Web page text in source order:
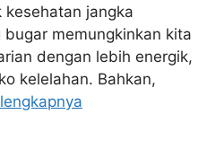
jangka
memungkinkan kita
dengan lebih energik,
kelelahan. Bahkan,